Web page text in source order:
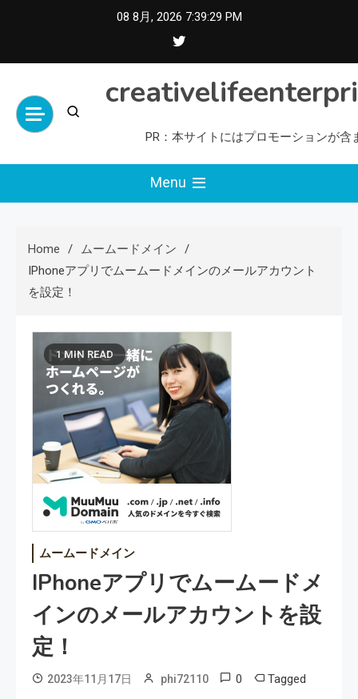
08 8月, 2026 7:39:30 PM
PR：本サイトにはプロモーションが含
Menu
Home
ムームードメイン
IPhoneアプリでムームードメインのメールアカウント
を設定！
1 MIN READ
ムームードメイン
IPhoneアプリでムームードメ
インのメールアカウントを設
定！
2023年11月17日 phi72110 0 Tagged